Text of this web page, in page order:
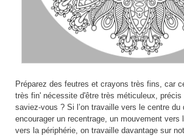
Préparez des feutres et crayons très fins, car
très fin' nécessite d'être très méticuleux,
saviez-vous ? Si l’on travaille vers le centre du
encourager un recentrage, un mouvement vers
vers la périphérie, on travaille davantage sur